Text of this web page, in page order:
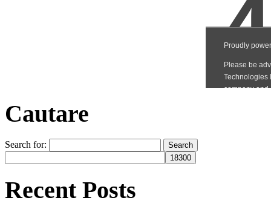
Cautare
Search for:
Recent Posts